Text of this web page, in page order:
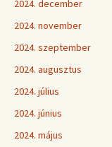
2024. december
2024. november
2024. szeptember
2024. augusztus
2024. július
2024. június
2024. május